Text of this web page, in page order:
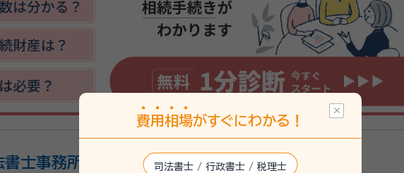
士事務所
費用 相場がすぐにわかる！
司法書士 / 行政書士 / 税理士